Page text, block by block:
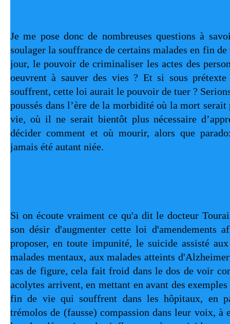
Je me pose donc de nombreuses questions à
soulager la souffrance de certains malades en fin
jour, le pouvoir de criminaliser les actes des
oeuvrent à sauver des vies ? Et si sous
souffrent, cette loi aurait le pouvoir de tuer ?
poussés dans l’ère de la morbidité où la mort
vie, où il ne serait bientôt plus nécessaire
décider comment et où mourir, alors que
jamais été autant niée.
Si on écoute vraiment ce qu'a dit le docteur
son désir d'augmenter cette loi d'amendements
proposer, en toute impunité, le suicide assisté
malades mentaux, aux malades atteints
cas de figure, cela fait froid dans le dos de voir
acolytes arrivent, en mettant en avant des exemples
fin de vie qui souffrent dans les hôpitaux, en
trémolos de (fausse) compassion dans leur voix, à